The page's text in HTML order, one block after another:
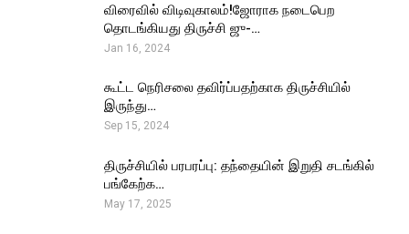
விரைவில் விடிவுகாலம்!ஜோராக நடைபெற
தொடங்கியது திருச்சி ஜு-…
Jan 16, 2024
கூட்ட நெரிசலை தவிர்ப்பதற்காக திருச்சியில்
இருந்து…
Sep 15, 2024
திருச்சியில் பரபரப்பு: தந்தையின் இறுதி சடங்கில்
பங்கேற்க…
May 17, 2025